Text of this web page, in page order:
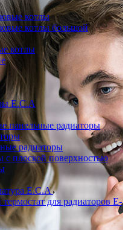
котлы
котлы большой
котлы
E.C.A
панельные радиаторы
радиаторы
с плоской поверхностью
E.C.A
для радиаторов E-